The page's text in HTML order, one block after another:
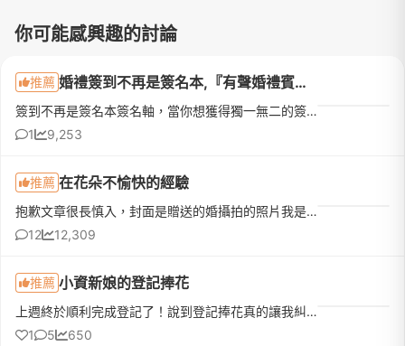
你可能感興趣的討論
推薦 婚禮簽到不再是簽名本,『有聲婚禮賓客留言簿』初體驗!
簽到不再是簽名本簽名軸，當你想獲得獨一無二的簽到回憶，真的可以考慮『有聲婚禮賓客留言簿』!!!2025/3/9 這一天，我拿到格萊天漾的學位畢業了，漫長的新娘科終於修完學分。在朋友之中算較晚結婚的我，參與過N場婚...
1
9,253
推薦 在花朵不愉快的經驗
抱歉文章很長慎入，封面是贈送的婚攝拍的照片我是108/6/29畢業的新娘107/4/29與花朵簽約 共付了49800元(婚紗攝影+結婚當日禮服+贈送當天婚禮攝影)過了兩個月才有空把這篇分享打上來婚紗給艾莉拍得很好我很滿意(完全是因為其他因素才來發這篇文)，在花朵的體驗實在有許多覺得無言的事，所以還是要分享給大家參考去年一開始是在FACEBOOK看到花朵影像製作的廣告看到艾莉的風格完完全全是我的菜但
12
12,309
推薦 小資新娘的登記捧花
上週終於順利完成登記了！說到登記捧花真的讓我糾結一陣子。一開始先生覺得去戶政事務所拍個照，找間花店買束鮮花就好。但我去問了幾間稍微有設計感的，報價都要兩三千塊。想到最近天氣這麼熱，鮮花拿在手上拍完大概...
1
5 650